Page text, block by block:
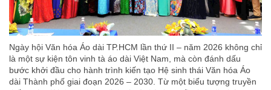
Ngày hội Văn hóa Áo dài TP.HCM lần thứ II – năm 2026 không chỉ
là một sự kiện tôn vinh tà áo dài Việt Nam, mà còn đánh dấu
bước khởi đầu cho hành trình kiến tạo Hệ sinh thái Văn hóa Áo
dài Thành phố giai đoạn 2026 – 2030. Từ một biểu tượng truyền